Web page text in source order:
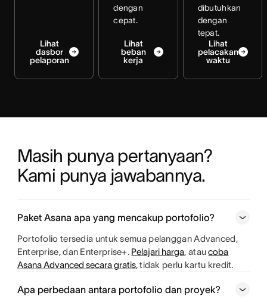
Lihat
dasbor
pelaporan
dengan
cepat.
Lihat
beban
kerja
dibutuhkan
dengan
tepat.
Lihat
pelacakan
waktu
Masih punya pertanyaan?
Kami punya jawabannya.
Paket Asana apa yang mencakup portofolio?
Portofolio tersedia untuk semua pelanggan Advanced,
Enterprise, dan Enterprise+. Pelajari harga, ataucoba
Asana Advanced secara gratis, tidak perlu kartu kredit.
Apa perbedaan antara portofolio dan proyek?